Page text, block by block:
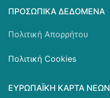
ΠΡΟΣΩΠΙΚΆ ΔΕΔΟΜΈΝΑ
Πολιτική Απορρήτου
Πολιτική Cookies
ΕΥΡΩΠΑΪΚΗ ΚΑΡΤΑ ΝΕΩΝ